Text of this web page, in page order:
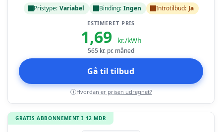
Pristype: Variabel Binding: Ingen Introtilbud: Ja
ESTIMERET PRIS
1,69 kr./kWh
565 kr. pr. måned
Gå til tilbud
i Hvordan er prisen udregnet?
GRATIS ABBONNEMENT I 12 MDR